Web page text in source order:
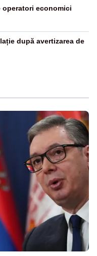
operatori economici
după avertizarea de